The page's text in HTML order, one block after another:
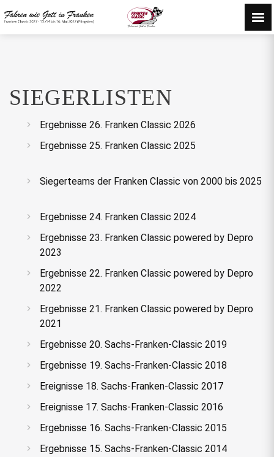
SIEGERLISTEN
Ergebnisse 26. Franken Classic 2026
Ergebnisse 25. Franken Classic 2025
Siegerteams der Franken Classic von 2000 bis 2025
Ergebnisse 24. Franken Classic 2024
Ergebnisse 23. Franken Classic powered by Depro
2023
Ergebnisse 22. Franken Classic powered by Depro
2022
Ergebnisse 21. Franken Classic powered by Depro
2021
Ergebnisse 20. Sachs-Franken-Classic 2019
Ergebnisse 19. Sachs-Franken-Classic 2018
Ereignisse 18. Sachs-Franken-Classic 2017
Ereignisse 17. Sachs-Franken-Classic 2016
Ergebnisse 16. Sachs-Franken-Classic 2015
Ergebnisse 15. Sachs-Franken-Classic 2014